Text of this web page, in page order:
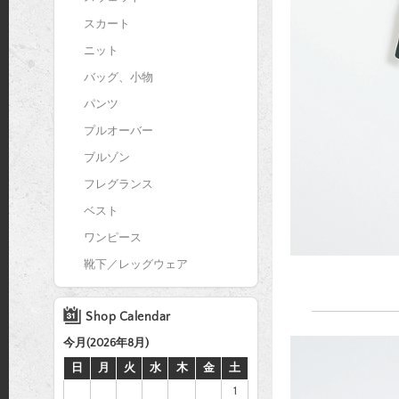
スカート
ニット
バッグ、小物
パンツ
プルオーバー
ブルゾン
フレグランス
ベスト
ワンピース
靴下／レッグウェア
Shop Calendar
今月(2026年8月)
日
月 火 水 木 金
土
1